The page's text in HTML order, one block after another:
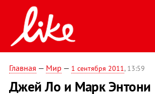
Главная — Мир — 1 сентября 2011, 13:59
Джей Ло и Марк Энтони